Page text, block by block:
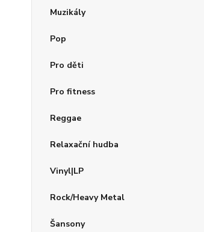
Muzikály
Pop
Pro děti
Pro fitness
Reggae
Relaxační hudba
Vinyl|LP
Rock/Heavy Metal
Šansony